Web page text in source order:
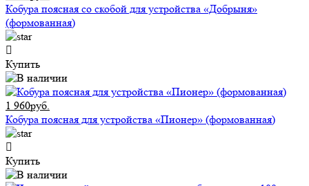
Кобура поясная со скобой для устройства «Добрыня»
(формованная)
Купить
1 960руб.
Кобура поясная для устройства «Пионер» (формованная)
Купить